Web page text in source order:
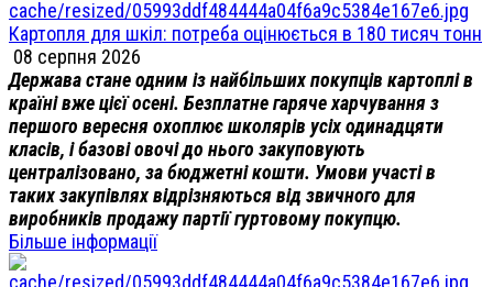
Картопля для шкіл: потреба оцінюється в 180 тисяч тонн
08 серпня 2026
Держава стане одним із найбільших покупців картоплі в
країні вже цієї осені. Безплатне гаряче харчування з
першого вересня охоплює школярів усіх одинадцяти
класів, і базові овочі до нього закуповують
централізовано, за бюджетні кошти. Умови участі в
таких закупівлях відрізняються від звичного для
виробників продажу партії гуртовому покупцю.
Більше інформації